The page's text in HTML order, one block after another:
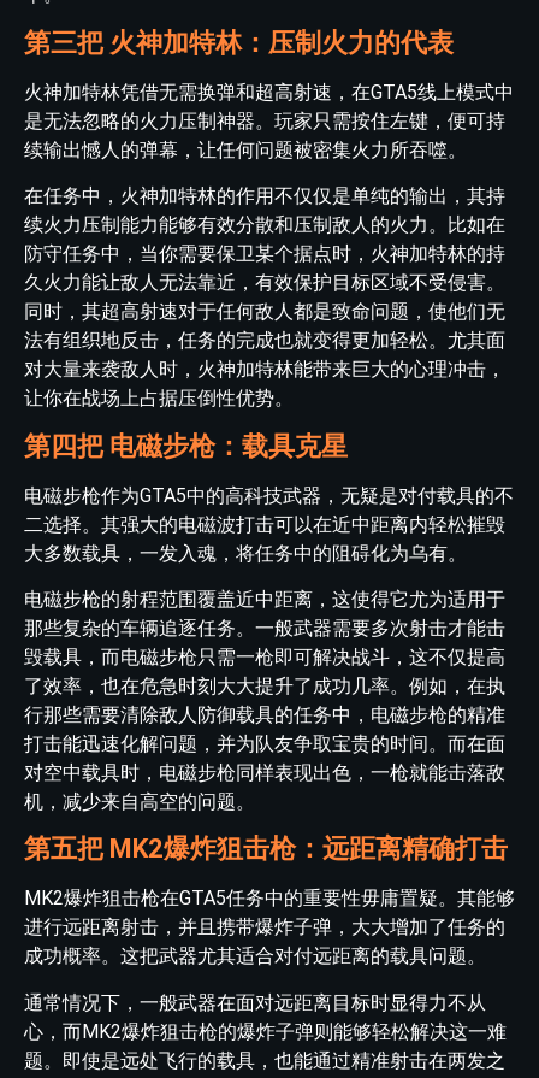
第三把 火神加特林：压制火力的代表
火神加特林凭借无需换弹和超高射速，在GTA5线上模式中
是无法忽略的火力压制神器。玩家只需按住左键，便可持
续输出憾人的弹幕，让任何问题被密集火力所吞噬。
在任务中，火神加特林的作用不仅仅是单纯的输出，其持
续火力压制能力能够有效分散和压制敌人的火力。比如在
防守任务中，当你需要保卫某个据点时，火神加特林的持
久火力能让敌人无法靠近，有效保护目标区域不受侵害。
同时，其超高射速对于任何敌人都是致命问题，使他们无
法有组织地反击，任务的完成也就变得更加轻松。尤其面
对大量来袭敌人时，火神加特林能带来巨大的心理冲击，
让你在战场上占据压倒性优势。
第四把 电磁步枪：载具克星
电磁步枪作为GTA5中的高科技武器，无疑是对付载具的不
二选择。其强大的电磁波打击可以在近中距离内轻松摧毁
大多数载具，一发入魂，将任务中的阻碍化为乌有。
电磁步枪的射程范围覆盖近中距离，这使得它尤为适用于
那些复杂的车辆追逐任务。一般武器需要多次射击才能击
毁载具，而电磁步枪只需一枪即可解决战斗，这不仅提高
了效率，也在危急时刻大大提升了成功几率。例如，在执
行那些需要清除敌人防御载具的任务中，电磁步枪的精准
打击能迅速化解问题，并为队友争取宝贵的时间。而在面
对空中载具时，电磁步枪同样表现出色，一枪就能击落敌
机，减少来自高空的问题。
第五把 MK2爆炸狙击枪：远距离精确打击
MK2爆炸狙击枪在GTA5任务中的重要性毋庸置疑。其能够
进行远距离射击，并且携带爆炸子弹，大大增加了任务的
成功概率。这把武器尤其适合对付远距离的载具问题。
通常情况下，一般武器在面对远距离目标时显得力不从
心，而MK2爆炸狙击枪的爆炸子弹则能够轻松解决这一难
题。即使是远处飞行的载具，也能通过精准射击在两发之